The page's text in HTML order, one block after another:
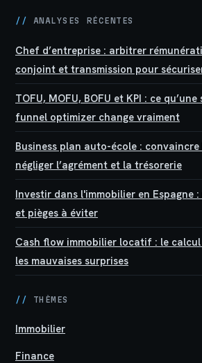
// ANALYSES RÉCENTES
Chef d’entreprise : arbitrer
conjoint et transmission pour
TOFU, MOFU, BOFU et KPI : ce
funnel optimizer change vraiment
Business plan auto-école :
négliger l’agrément et la trésorerie
Investir dans l'immobilier en Espagne
et pièges à éviter
Cash flow immobilier locatif : le
les mauvaises surprises
// THÈMES
Immobilier
Finance